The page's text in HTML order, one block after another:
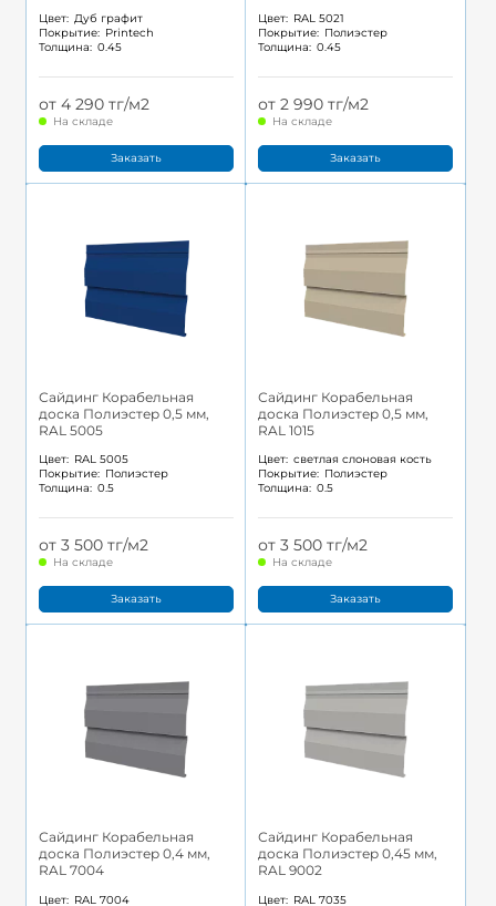
Цвет: Дуб графит
Покрытие: Printech
Толщина: 0.45
от 4 290 тг/м2
На складе
Заказать
Цвет: RAL 5021
Покрытие: Полиэстер
Толщина: 0.45
от 2 990 тг/м2
На складе
Заказать
Сайдинг Корабельная
доска Полиэстер 0,5 мм,
RAL 5005
Цвет: RAL 5005
Покрытие: Полиэстер
Толщина: 0.5
от 3 500 тг/м2
На складе
Заказать
Сайдинг Корабельная
доска Полиэстер 0,5 мм,
RAL 1015
Цвет: светлая слоновая кость
Покрытие: Полиэстер
Толщина: 0.5
от 3 500 тг/м2
На складе
Заказать
Сайдинг Корабельная
доска Полиэстер 0,4 мм,
RAL 7004
Цвет: RAL 7004
Сайдинг Корабельная
доска Полиэстер 0,45 мм,
RAL 9002
Цвет: RAL 7035